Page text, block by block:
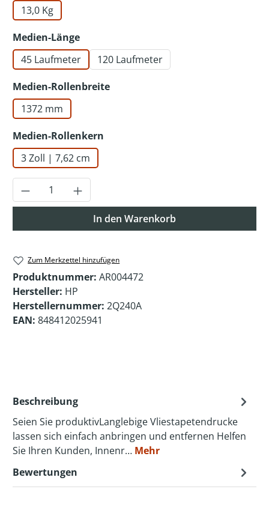
13,0 Kg
Medien-Längeauswählen
45 Laufmeter
120 Laufmeter
Medien-Rollenbreiteauswählen
1372 mm
Medien-Rollenkern
3 Zoll | 7,62 cm
Produkt Anzahl: Gib den gewünschten
In den Warenkorb
Zum Merkzettel hinzufügen
Produktnummer: AR004472
Hersteller: HP
Herstellernummer: 2Q240A
EAN: 848412025941
Beschreibung
Seien Sie produktivLanglebige Vliestapetendrucke
lassen sich einfach anbringen und entfernen Helfen
Sie Ihren Kunden, Innenr… Mehr
Bewertungen